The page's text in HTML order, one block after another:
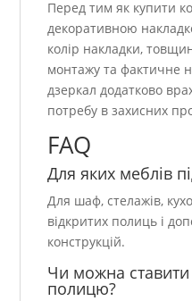
Перед тим як купити
декоративною
колір накладки,
монтажу та фактичне
дзеркал додатково
потребу в захисних
FAQ
Для яких меблів
Для шаф, стелажів,
відкритих полиць і
конструкцій.
Чи можна
полицю?